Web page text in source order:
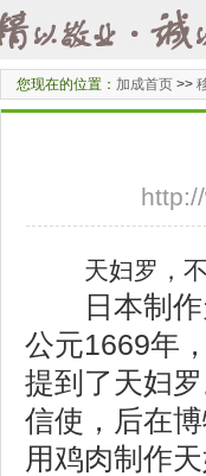
您现在的位置： 加成首页 >>
天妇罗，
日本制作
公元1669年
提到了天妇
信使，后在
用鸡肉制作